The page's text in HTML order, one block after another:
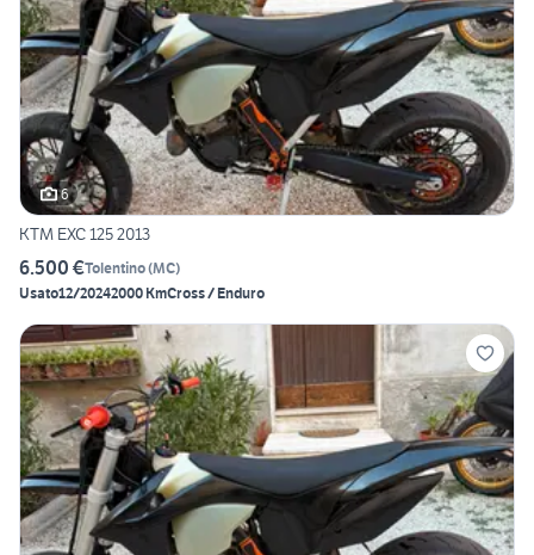
6
KTM EXC 125 2013
6.500 €Tolentino(MC)
Usato12/20242000 KmCross / Enduro